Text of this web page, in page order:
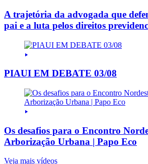
A trajetória da advogada que
pai e a luta pelos direitos
PIAUI EM DEBATE 03/08
Os desafios para o Encontro
Arborização Urbana | Papo Eco
Veja mais vídeos